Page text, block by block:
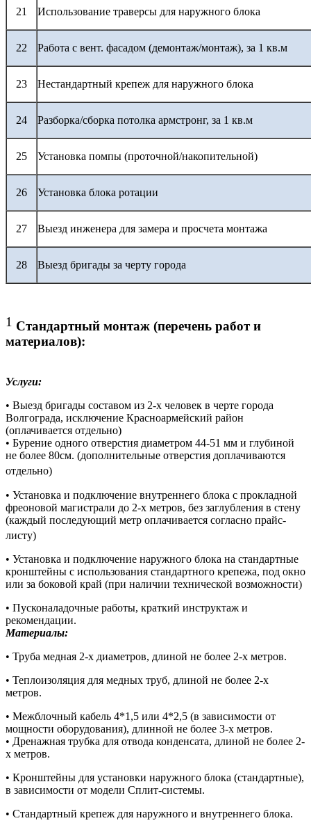
21 Использование траверсы для наружного блока
22 Работа с вент. фасадом (демонтаж/монтаж), за 1 кв.м
23 Нестандартный крепеж для наружного блока
24 Разборка/сборка потолка армстронг, за 1 кв.м
25 Установка помпы (проточной/накопительной)
26 Установка блока ротации
27 Выезд инженера для замера и просчета монтажа
28 Выезд бригады за черту города
1 Стандартный монтаж (перечень работ и
материалов):
Услуги:
• Выезд бригады составом из 2-х человек в черте города
Волгограда, исключение Красноармейский район
(оплачивается отдельно)
• Бурение одного отверстия диаметром 44-51 мм и глубиной
не более 80см. (дополнительные отверстия доплачиваются
отдельно)
• Установка и подключение внутреннего блока с прокладной
фреоновой магистрали до 2-х метров, без заглубления в стену
(каждый последующий метр оплачивается согласно прайс-
листу)
• Установка и подключение наружного блока на стандартные
кронштейны с использования стандартного крепежа, под окно
или за боковой край (при наличии технической возможности)
• Пусконаладочные работы, краткий инструктаж и
рекомендации.
Материалы:
• Труба медная 2-х диаметров, длиной не более 2-х метров.
• Теплоизоляция для медных труб, длиной не более 2-х
метров.
• Межблочный кабель 4*1,5 или 4*2,5 (в зависимости от
мощности оборудования), длинной не более 3-х метров.
• Дренажная трубка для отвода конденсата, длиной не более 2-
х метров.
• Кронштейны для установки наружного блока (стандартные),
в зависимости от модели Сплит-системы.
• Стандартный крепеж для наружного и внутреннего блока.